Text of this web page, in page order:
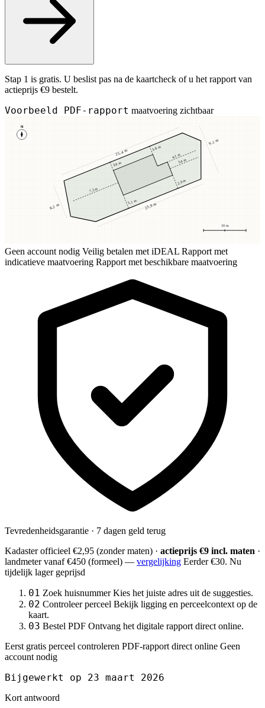
Stap 1 is gratis. U beslist pas na de kaartcheck of u het rapport van
actieprijs €9 bestelt.
Voorbeeld PDF-rapport maatvoering zichtbaar
N
10 m
3,8 m
3,8 m
5,1 m
2,9 m
7,2 m
3,4 m
4,1 m
25,4 m
23,8 m
8,2 m
9,1 m
Geen account nodig Veilig betalen met iDEAL Rapport met
indicatieve maatvoering Rapport met beschikbare maatvoering
Tevredenheidsgarantie · 7 dagen geld terug
Kadaster officieel €2,95 (zonder maten) · actieprijs €9 incl. maten ·
landmetervanaf €450 (formeel) — vergelijking Eerder €30. Nu
tijdelijk lager geprijsd
01 Zoek huisnummer Kies het juiste adres uit de suggesties.
02 Controleer perceel Bekijk ligging en perceelcontext op de
kaart.
03 Bestel PDF Ontvang het digitale rapport direct online.
Eerst gratis perceel controleren PDF-rapport direct online Geen
account nodig
Bijgewerkt op 23 maart 2026
Kort antwoord